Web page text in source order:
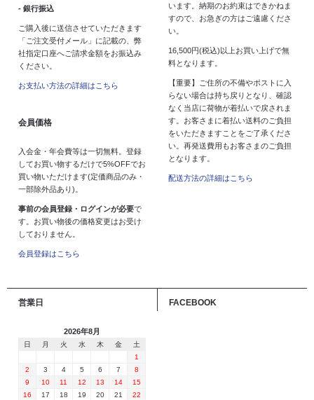
- 銀行振込
ご購入後に送信させていただきます
「ご注文受付メール」に記載の、弊
社指定口座へご請求金額をお振込み
ください。
お支払い方法の詳細はこちら
会員価格
入会金・年会費等は一切無料。登録
してお買い物するだけで5%OFFでお
買い物いただけます(定価商品のみ・
一部除外品あり)。
事前の会員登録・ログインが必要で
す。お買い物後の価格変更はお受け
しておりません。
会員登録はこちら
います。納期のお約束はできかねま
すので、お急ぎの方はご遠慮くださ
い。
16,500円(税込)以上お買い上げで無
料となります。
【重要】ご住所の不備やポストに入
らない場合は持ち戻りとなり、確認
なく当店に荷物が着払いで戻されま
す。お客さまに着払い送料のご負担
をいただきますことをご了承くださ
い。再発送費用もお客さまのご負担
となります。
配送方法の詳細はこちら
営業日
2026年8月
日 月 火 水 木 金
土
1
2
3 4 5 6 7
8
9
10 11 12 13 14
15
16
17 18 19 20 21
22
FACEBOOK